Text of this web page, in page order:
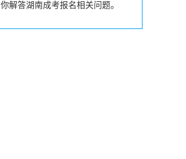
你解答湖南成考报名相关问题。